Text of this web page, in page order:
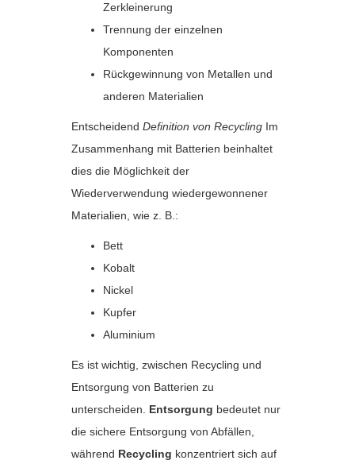
Zerkleinerung
Trennung der einzelnen
Komponenten
Rückgewinnung von Metallen und
anderen Materialien
Entscheidend Definition von RecyclingIm
Zusammenhang mit Batterien beinhaltet
dies die Möglichkeit der
Wiederverwendung wiedergewonnener
Materialien, wie z. B.:
Bett
Kobalt
Nickel
Kupfer
Aluminium
Es ist wichtig, zwischen Recycling und
Entsorgung von Batterien zu
unterscheiden. Entsorgung bedeutet nur
die sichere Entsorgung von Abfällen,
während Recycling konzentriert sich auf